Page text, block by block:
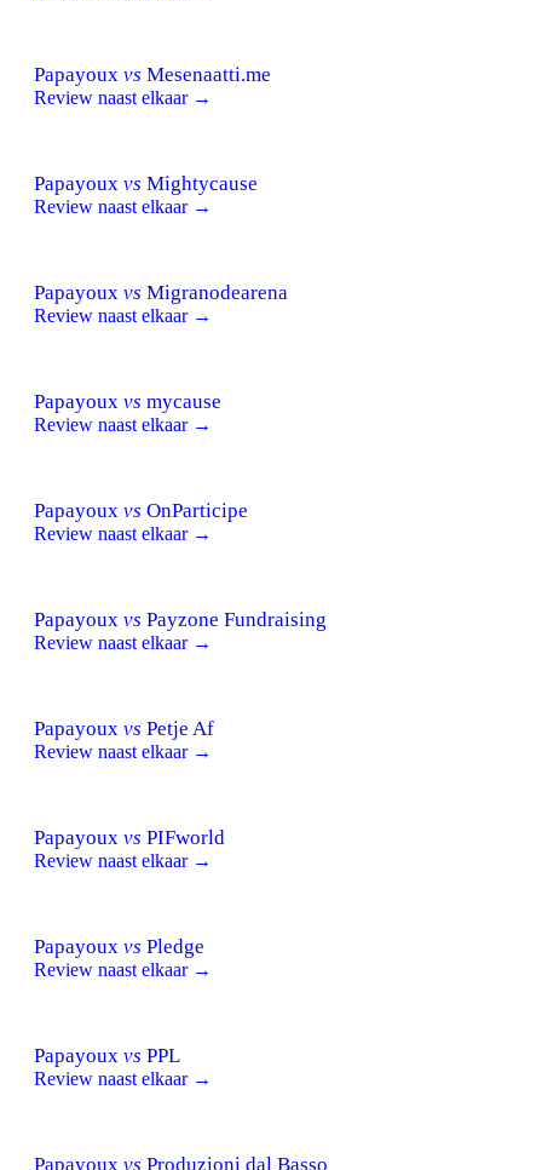
Papayoux vs Mesenaatti.me
Review naast elkaar →
Papayoux vs Mightycause
Review naast elkaar →
Papayoux vs Migranodearena
Review naast elkaar →
Papayoux vs mycause
Review naast elkaar →
Papayoux vs OnParticipe
Review naast elkaar →
Papayoux vs Payzone Fundraising
Review naast elkaar →
Papayoux vs Petje Af
Review naast elkaar →
Papayoux vs PIFworld
Review naast elkaar →
Papayoux vs Pledge
Review naast elkaar →
Papayoux vs PPL
Review naast elkaar →
Papayoux vs Produzioni dal Basso